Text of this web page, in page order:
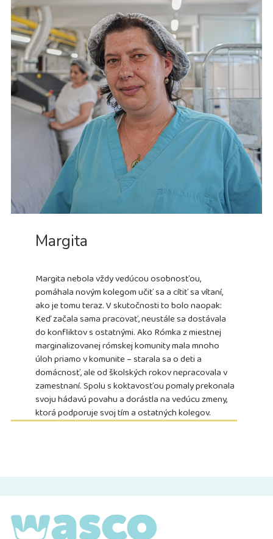
Margita
Margita nebola vždy vedúcou osobnosťou,
pomáhala novým kolegom učiť sa a cítiť sa vítaní,
ako je tomu teraz. V skutočnosti to bolo naopak:
Keď začala sama pracovať, neustále sa dostávala
do konfliktov s ostatnými. Ako Rómka z miestnej
marginalizovanej rómskej komunity mala mnoho
úloh priamo v komunite – starala sa o deti a
domácnosť, ale od školských rokov nepracovala v
zamestnaní. Spolu s koktavosťou pomaly prekonala
svoju hádavú povahu a dorástla na vedúcu zmeny,
ktorá podporuje svoj tím a ostatných kolegov.